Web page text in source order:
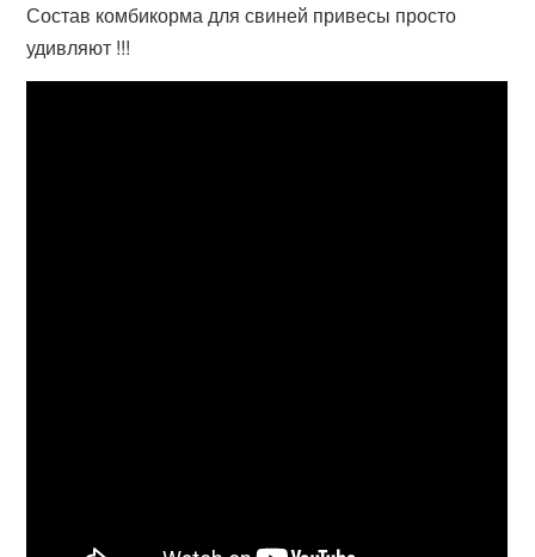
Состав комбикорма для свиней привесы просто
удивляют !!!